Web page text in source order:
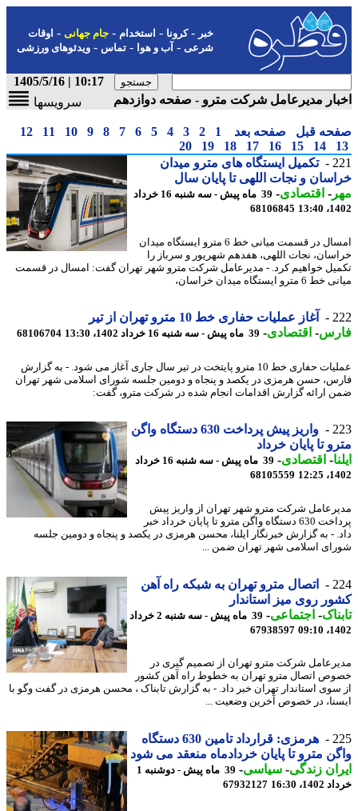
-کرونا-استخدام- جام جهانی-اوقات
شرعی-آب و هوا-تماس-ویدئوهای ورزشی
10:17 | 1405/5/16
مدیرعامل شرکت مترو - صفحه دوازدهم
سرویسها
قبل صفحه بعد 1
2
3
4
5
6
7
8
9
10
11
12
14
15
16
17
18
19
20
تکمیل ایستگاه های مترو میدان
و نجات اللهی تا پایان سال
-اقتصادی-
39 ماه پیش - سه شنبه 16 خرداد
68106845
امسال در قسمت میانی خط 6 مترو ایستگاه میدان
نجات اللهی، هفدهم شهریور و سرباز را
خواهیم کرد. - مدیرعامل شرکت مترو شهر تهران گفت: امسال در قسمت
ایستگاه میدان خراسان،
آغاز عملیات حفاری خط 10 مترو تهران از تیر
-اقتصادی-39 ماه پیش - سه شنبه 16 خرداد 1402، 13:30 68106704
عملیات حفاری خط 10 مترو پایتخت در تیر سال جاری آغاز می شود. - به گزارش
حسن هرمزی در یکصد و پنجاه و دومین جلسه شورای اسلامی شهر تهران
ارائه گزارش اقدامات انجام شده در شرکت مترو، گفت:
واریز پیش پرداخت 630 دستگاه واگن
تا پایان خرداد
-اقتصادی-
39 ماه پیش - سه شنبه 16 خرداد
68105559
شرکت مترو شهر تهران از واریز پیش
پرداخت 630 دستگاه واگن مترو تا پایان خرداد خبر
- به گزارش خبرنگار ایلنا، محسن هرمزی در یکصد و پنجاه و دومین جلسه
اسلامی شهر تهران ضمن ...
اتصال مترو تهران به شبکه راه آهن
روی میز استاندار
-اجتماعی-
39 ماه پیش - سه شنبه 2 خرداد
67938597
شرکت مترو تهران از تصمیم گیری در
اتصال مترو تهران به خطوط راه آهن کشور
استاندار تهران خبر داد. - به گزارش تابناک ، محسن هرمزی در گفت وگو با
در خصوص آخرین وضعیت ...
هرمزی: قرارداد تامین 630 دستگاه
مترو تا پایان خردادماه منعقد می شود
زندگی-سیاسی-
39 ماه پیش - دوشنبه 1
16:30
67932127